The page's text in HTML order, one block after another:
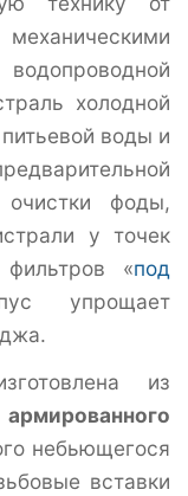
холодной
воды и
фоды,
у точек
«под
упрощает
из
небьющегося
вставки